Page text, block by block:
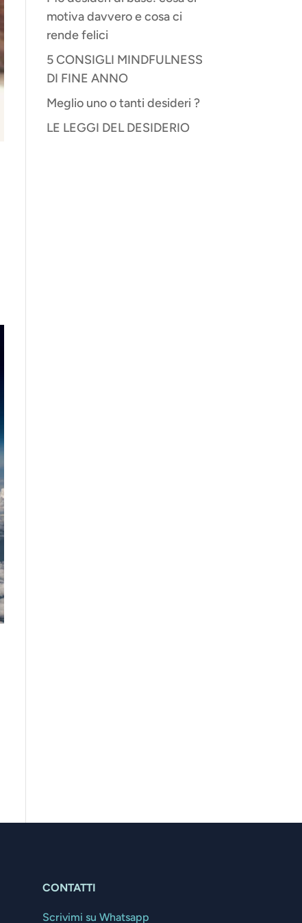
motiva davvero e cosa ci
rende felici
5 CONSIGLI MINDFULNESS
DI FINE ANNO
Meglio uno o tanti desideri ?
LE LEGGI DEL DESIDERIO
CONTATTI
Scrivimi su Whatsapp